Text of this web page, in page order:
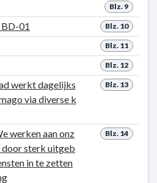
Blz. 9
Blz. 10
01
Blz. 11
Blz. 12
Blz. 13
werkt dagelijks
via diverse k
Blz. 14
werken aan onz
sterk uitgeb
in te zetten